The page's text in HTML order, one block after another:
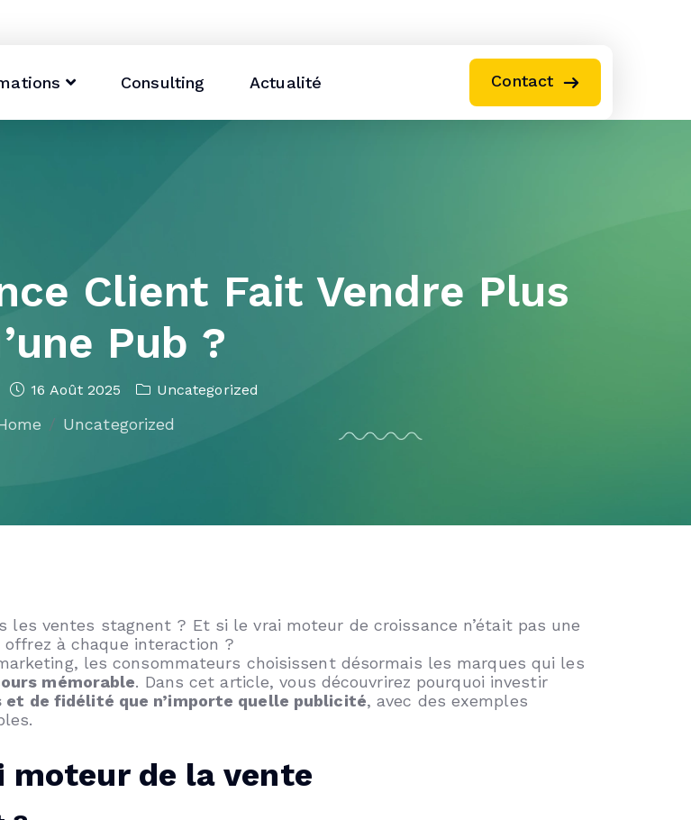
Consulting Actualité Contact
Client Fait Vendre Plus
Pub ?
16 Août 2025 Uncategorized
Uncategorized
les ventes stagnent ? Et si le vrai moteur de croissance n’était pas une
offrez à chaque interaction ?
les consommateurs choisissent désormais les marques qui les
mémorable. Dans cet article, vous découvrirez pourquoi investir
et de fidélité que n’importe quelle publicité, avec des exemples
moteur de la vente